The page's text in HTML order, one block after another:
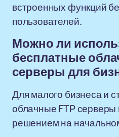
встроенных функций
пользователей.
Можно ли
бесплатные
серверы для
Для малого бизнеса и
облачные FTP серверы
решением на